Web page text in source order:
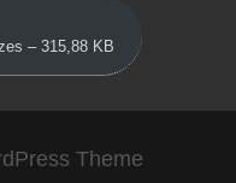
– 315,88 KB
Theme